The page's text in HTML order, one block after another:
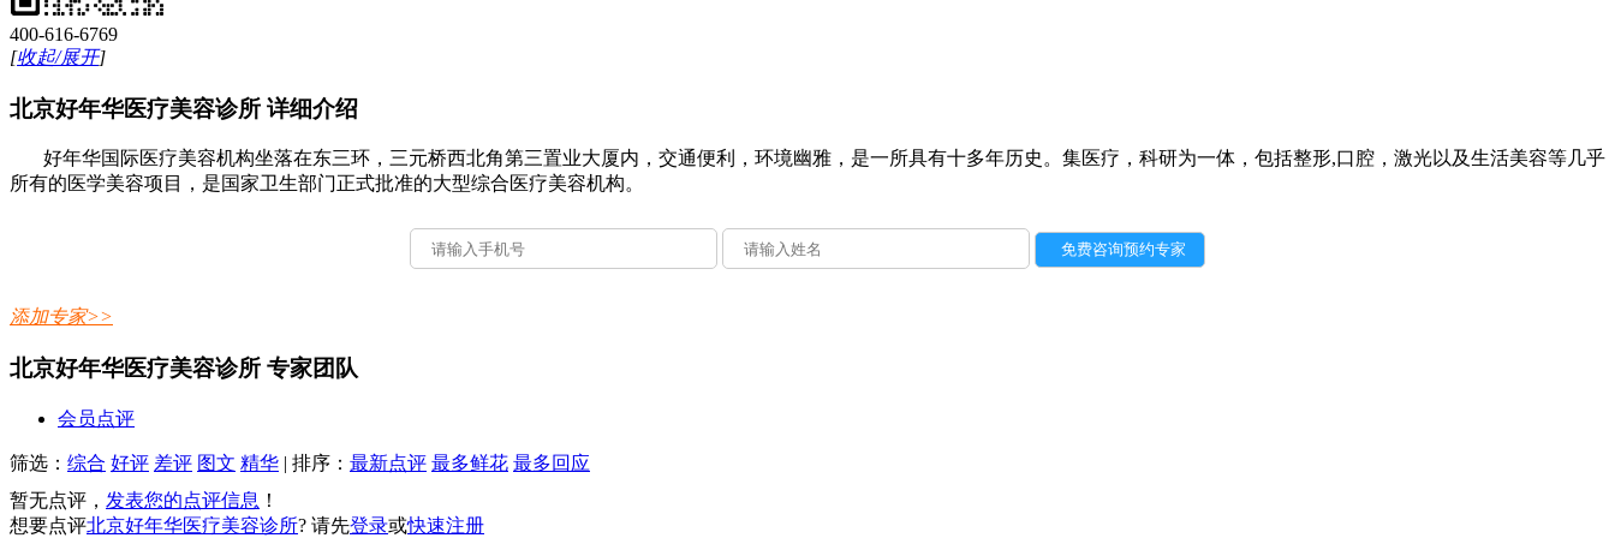
400-616-6769
[收起/展开]
北京好年华医疗美容诊所 详细介绍
好年华国际医疗美容机构坐落在东三环，三元桥西北角第三置业大厦内，交通便利，环境幽雅，是一所具有十多年历史。集医疗，科研为一体，包括整形,口腔，激光以及生活美容等几乎
所有的医学美容项目，是国家卫生部门正式批准的大型综合医疗美容机构。
添加专家>>
北京好年华医疗美容诊所 专家团队
会员点评
筛选： 综合 好评 差评 图文 精华 | 排序： 最新点评 最多鲜花 最多回应
暂无点评， 发表您的点评信息 ！
想要点评北京好年华医疗美容诊所? 请先登录或快速注册